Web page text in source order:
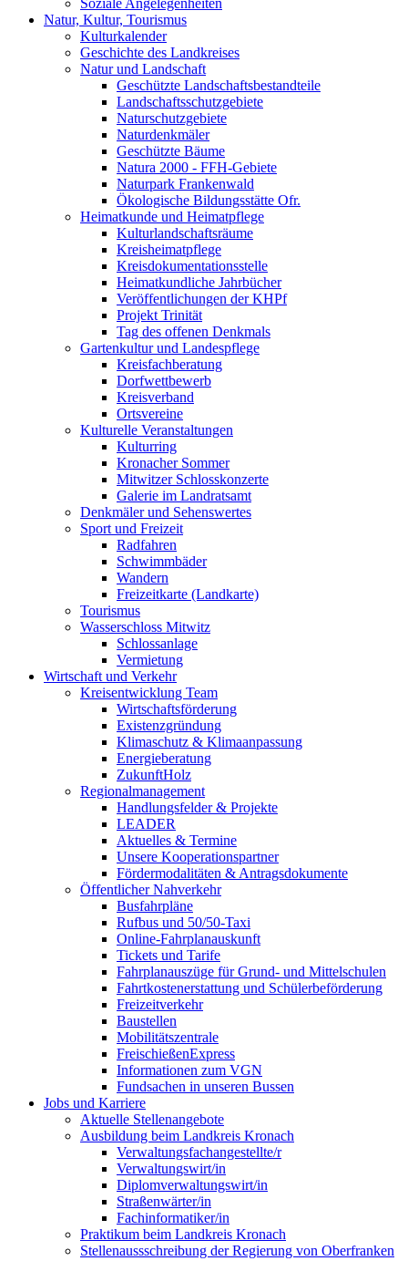
Soziale Angelegenheiten
Natur, Kultur, Tourismus
Kulturkalender
Geschichte des Landkreises
Natur und Landschaft
Geschützte Landschaftsbestandteile
Landschaftsschutzgebiete
Naturschutzgebiete
Naturdenkmäler
Geschützte Bäume
Natura 2000 - FFH-Gebiete
Naturpark Frankenwald
Ökologische Bildungsstätte Ofr.
Heimatkunde und Heimatpflege
Kulturlandschaftsräume
Kreisheimatpflege
Kreisdokumentationsstelle
Heimatkundliche Jahrbücher
Veröffentlichungen der KHPf
Projekt Trinität
Tag des offenen Denkmals
Gartenkultur und Landespflege
Kreisfachberatung
Dorfwettbewerb
Kreisverband
Ortsvereine
Kulturelle Veranstaltungen
Kulturring
Kronacher Sommer
Mitwitzer Schlosskonzerte
Galerie im Landratsamt
Denkmäler und Sehenswertes
Sport und Freizeit
Radfahren
Schwimmbäder
Wandern
Freizeitkarte (Landkarte)
Tourismus
Wasserschloss Mitwitz
Schlossanlage
Vermietung
Wirtschaft und Verkehr
Kreisentwicklung Team
Wirtschaftsförderung
Existenzgründung
Klimaschutz & Klimaanpassung
Energieberatung
ZukunftHolz
Regionalmanagement
Handlungsfelder & Projekte
LEADER
Aktuelles & Termine
Unsere Kooperationspartner
Fördermodalitäten & Antragsdokumente
Öffentlicher Nahverkehr
Busfahrpläne
Rufbus und 50/50-Taxi
Online-Fahrplanauskunft
Tickets und Tarife
Fahrplanauszüge für Grund- und Mittelschulen
Fahrtkostenerstattung und Schülerbeförderung
Freizeitverkehr
Baustellen
Mobilitätszentrale
FreischießenExpress
Informationen zum VGN
Fundsachen in unseren Bussen
Jobs und Karriere
Aktuelle Stellenangebote
Ausbildung beim Landkreis Kronach
Verwaltungsfachangestellte/r
Verwaltungswirt/in
Diplomverwaltungswirt/in
Straßenwärter/in
Fachinformatiker/in
Praktikum beim Landkreis Kronach
Stellenaussschreibung der Regierung von Oberfranken